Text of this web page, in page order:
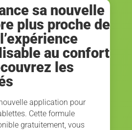
NL
EN
sa nouvelle
plus proche de
au confort
les
application pour
Cette formule
gratuitement, vous